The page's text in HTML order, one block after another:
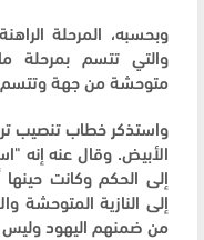
وبحسبه، المرحلة
والتي تتسم بمرحلة
متوحشة من جهة
واستذكر خطاب تنصيب
الأبيض. وقال عنه إنه
إلى الحكم وكانت حينها
إلى النازية المتوحشة
من ضمنهم اليهود